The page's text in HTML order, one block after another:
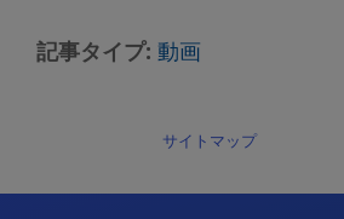
記事タイプ 動画
サイトマップ